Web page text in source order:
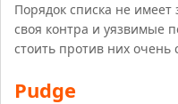
Порядок списка не имеет
своя контра и уязвимые
стоить против них очень
Pudge